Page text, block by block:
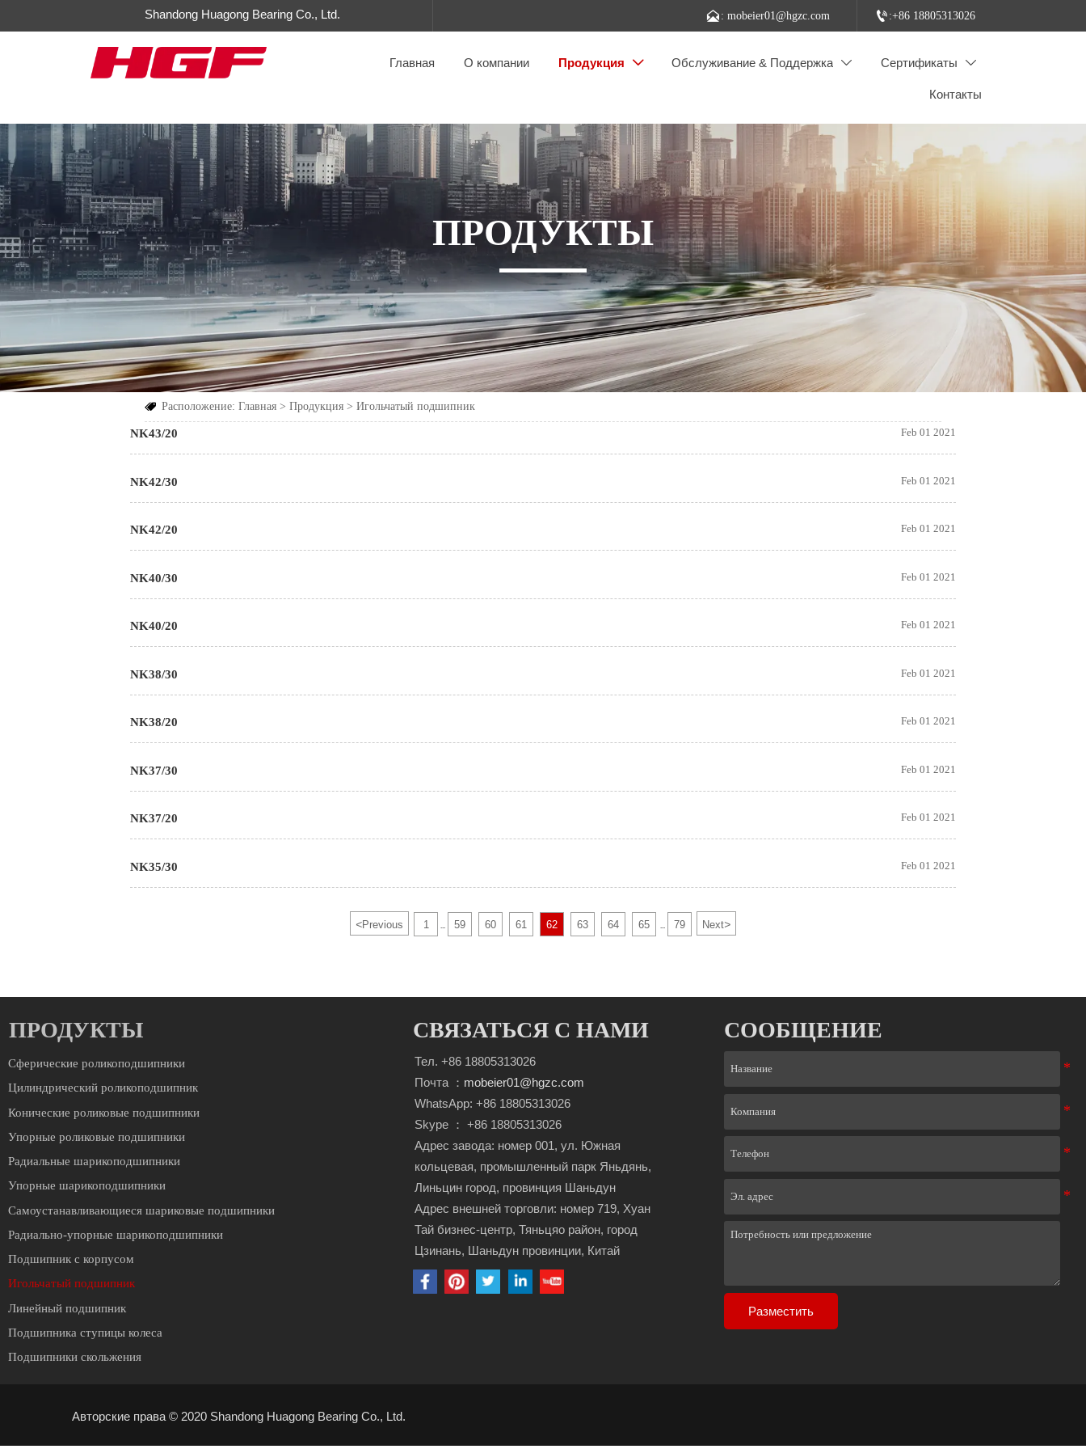
Shandong Huagong Bearing Co., Ltd. : mobeier01@hgzc.com :+86 18805313026
Главная О компании Продукция  Обслуживание & Поддержка  Сертификаты 
Контакты
ПРОДУКТЫ
 Расположение:Главная >Продукция >Игольчатый подшипник
NK43/20 Feb 01 2021
NK42/30 Feb 01 2021
NK42/20 Feb 01 2021
NK40/30 Feb 01 2021
NK40/20 Feb 01 2021
NK38/30 Feb 01 2021
NK38/20 Feb 01 2021
NK37/30 Feb 01 2021
NK37/20 Feb 01 2021
NK35/30 Feb 01 2021
<Previous 1 59 60 61 62 63 64 65 79 Next>
ПРОДУКТЫ
Сферические роликоподшипники
Цилиндрический роликоподшипник
Конические роликовые подшипники
Упорные роликовые подшипники
Радиальные шарикоподшипники
Упорные шарикоподшипники
Cамоустанавливающиеся шариковые подшипники
Радиально-упорные шарикоподшипники
Подшипник с корпусом
Игольчатый подшипник
Линейный подшипник
Подшипника ступицы колеса
Подшипники скольжения
СВЯЗАТЬСЯ С НАМИ
Тел. +86 18805313026
Почта ： mobeier01@hgzc.com
WhatsApp: +86 18805313026
Skype ： +86 18805313026
Адрес завода: номер 001, ул. Южная
кольцевая, промышленный парк Яньдянь,
Линьцин город, провинция Шаньдун
Адрес внешней торговли: номер 719, Хуан
Тай бизнес-центр, Тяньцяо район, город
Цзинань, Шаньдун провинции, Китай
СООБЩЕНИЕ
Разместить
Авторские права © 2020 Shandong Huagong Bearing Co., Ltd.